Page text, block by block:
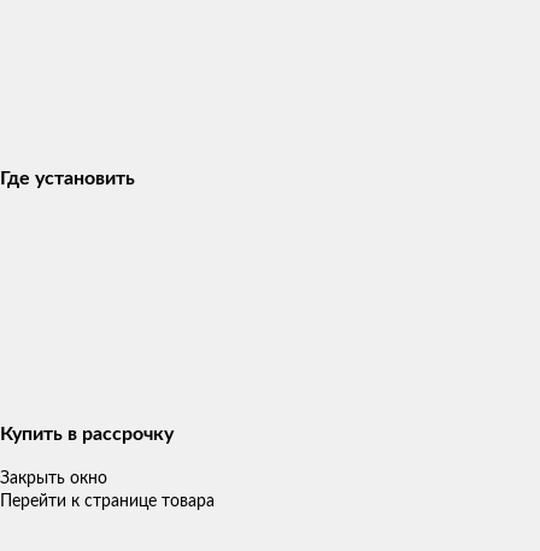
Где установить
Купить в рассрочку
Закрыть окно
Перейти к странице товара